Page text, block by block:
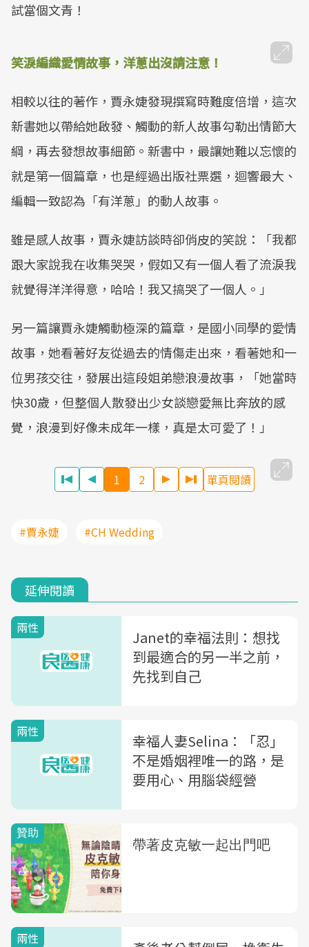
試當個文青！
笑淚編織愛情故事，洋蔥出沒請注意！
相較以往的著作，賈永婕發現撰寫時難度倍增，這次
新書她以帶給她啟發、觸動的新人故事勾勒出情節大
綱，再去發想故事細節。新書中，最讓她難以忘懷的
就是第一個篇章，也是經過出版社票選，迴響最大、
編輯一致認為「有洋蔥」的動人故事。
雖是感人故事，賈永婕訪談時卻俏皮的笑說：「我都
跟大家說我在收集哭哭，假如又有一個人看了流淚我
就覺得洋洋得意，哈哈！我又搞哭了一個人。」
另一篇讓賈永婕觸動極深的篇章，是國小同學的愛情
故事，她看著好友從過去的情傷走出來，看著她和一
位男孩交往，發展出這段姐弟戀浪漫故事，「她當時
快30歲，但整個人散發出少女談戀愛無比奔放的感
覺，浪漫到好像未成年一樣，真是太可愛了！」
1 2 單頁閱讀
#賈永婕 #CH Wedding
延伸閱讀
兩性
Janet的幸福法則：想找
到最適合的另一半之前，
先找到自己
兩性
幸福人妻Selina：「忍」
不是婚姻裡唯一的路，是
要用心、用腦袋經營
兩性